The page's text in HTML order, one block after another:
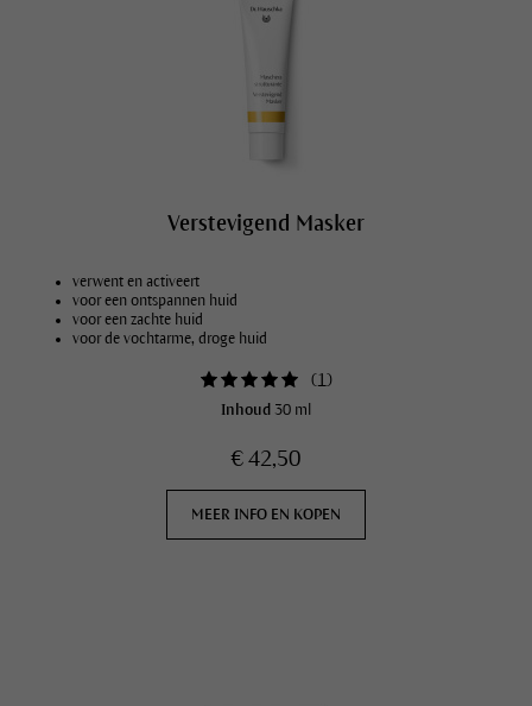
Verstevigend Masker
verwent en activeert
voor een ontspannen huid
voor een zachte huid
voor de vochtarme, droge huid
(1)
Inhoud 30 ml
€ 42,50
MEER INFO EN KOPEN